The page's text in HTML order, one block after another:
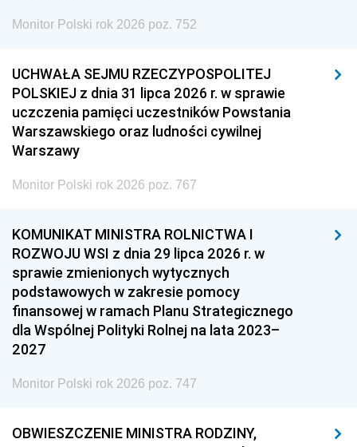
Monitor Polski rok 2026 poz. 752
UCHWAŁA SEJMU RZECZYPOSPOLITEJ
POLSKIEJ z dnia 31 lipca 2026 r. w sprawie
uczczenia pamięci uczestników Powstania
Warszawskiego oraz ludności cywilnej
Warszawy
Monitor Polski rok 2026 poz. 767
KOMUNIKAT MINISTRA ROLNICTWA I
ROZWOJU WSI z dnia 29 lipca 2026 r. w
sprawie zmienionych wytycznych
podstawowych w zakresie pomocy
finansowej w ramach Planu Strategicznego
dla Wspólnej Polityki Rolnej na lata 2023–
2027
Monitor Polski rok 2026 poz. 747
OBWIESZCZENIE MINISTRA RODZINY,